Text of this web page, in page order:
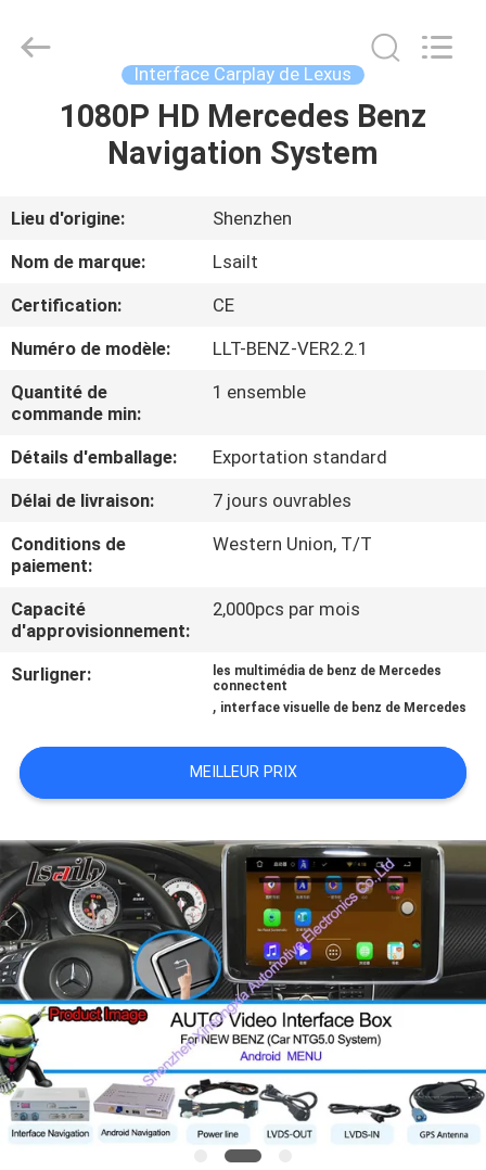
MAISON
VIDÉOS
AU
SUJET
DE
VISITE
D'USINE
CONTRÔLE
DE
QUALITÉ
CONTACTEZ-
NOUS
NOUVELLES
CAS
PLAN
DU
SITE
PRIVACY
Automobile
Electron
Interface Carplay de Lexus
1080P HD Mercedes Benz
Navigation System
Lieu d'origine:
Shenzhen
Nom de marque:
Lsailt
Certification:
CE
Numéro de modèle:
LLT-BENZ-VER2.2.1
Quantité de
commande min:
1 ensemble
Détails d'emballage:
Exportation standard
Délai de livraison:
7 jours ouvrables
Conditions de
paiement:
Western Union, T/T
Capacité
d'approvisionnement:
2,000pcs par mois
Surligner:
les multimédia de benz de Mercedes
connectent
, interface visuelle de benz de Mercedes
MEILLEUR PRIX